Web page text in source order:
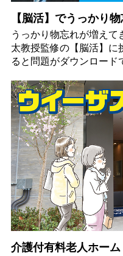
【脳活】でうっかり
うっかり物忘れが増え
太教授監修の【脳活】
ると問題がダウンロード
介護付有料老人ホー